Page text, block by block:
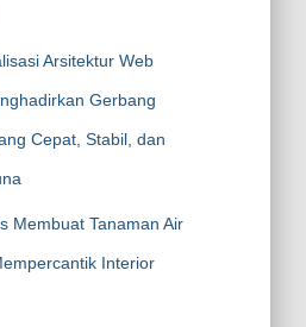
Arsitektur Web
Gerbang
Cepat, Stabil, dan
Membuat Tanaman Air
Interior